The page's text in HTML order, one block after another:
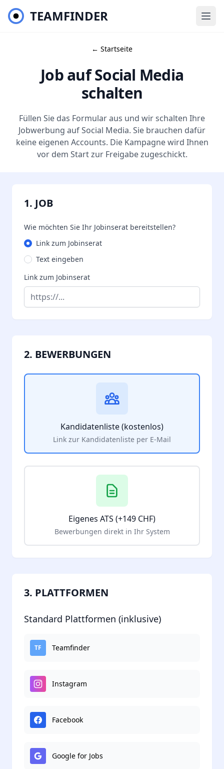
TEAMFINDER
← Startseite
Job auf Social Media
schalten
Füllen Sie das Formular aus und wir schalten Ihre
Jobwerbung auf Social Media. Sie brauchen dafür
keine eigenen Accounts. Die Kampagne wird Ihnen
vor dem Start zur Freigabe zugeschickt.
1. JOB
Wie möchten Sie Ihr Jobinserat bereitstellen?
Link zum Jobinserat
Text eingeben
Link zum Jobinserat
2. BEWERBUNGEN
Kandidatenliste (kostenlos)
Link zur Kandidatenliste per E-Mail
Eigenes ATS (+149 CHF)
Bewerbungen direkt in Ihr System
3. PLATTFORMEN
Standard Plattformen (inklusive)
TF Teamfinder
Instagram
Facebook
Google for Jobs